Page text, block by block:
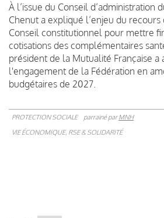
À l’issue du Conseil d’administration
Chenut a expliqué l’enjeu du recours
Conseil constitutionnel pour mettre
cotisations des complémentaires
président de la Mutualité Française a
l'engagement de la Fédération en
budgétaires de 2027.
PROTECTION SOCIALE parrainé parMNH
VIE ÉCONOMIQUE, RSE & SOLIDARITÉ